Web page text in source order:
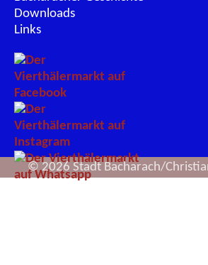
Downloads
Links
© 2026 Stadt Bacharach/